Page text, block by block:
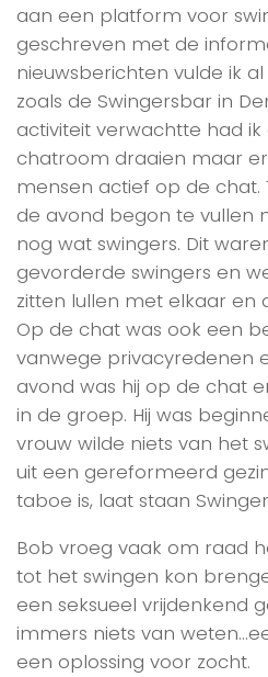
aan een platform voor
geschreven met de
nieuwsberichten vulde ik
zoals de Swingersbar in
activiteit verwachtte had ik
chatroom draaien maar
mensen actief op de chat.
de avond begon te vullen
nog wat swingers. Dit
gevorderde swingers en
zitten lullen met elkaar en
Op de chat was ook een
vanwege privacyredenen
avond was hij op de chat
in de groep. Hij was
vrouw wilde niets van het
uit een gereformeerd
taboe is, laat staan
Bob vroeg vaak om raad
tot het swingen kon
een seksueel vrijdenkend
immers niets van
een oplossing voor zocht.